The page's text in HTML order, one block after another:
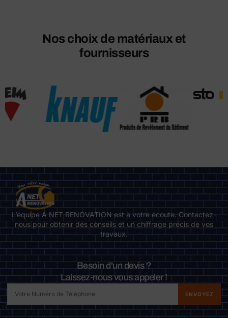
Nos choix de matériaux et
fournisseurs
L’équipe A NET RENOVATION est à votre écoute. Contactez-
nous pour obtenir des conseils et un chiffrage précis de vos
travaux.
Besoin d'un devis ?
Laissez-nous vous appeler !
ENVOYEZ